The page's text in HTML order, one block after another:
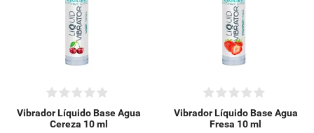
Vibrador Líquido Base Agua
Cereza 10 ml
Vibrador Líquido Base Agua
Fresa 10 ml
Añadir a la lista de deseos
((modalTitle))
((confirmMessage))
((CANCELTEXT)) ((MODALDELETETEXT))
Crear lista de deseos
Nombre de la lista de deseos
Iniciar sesión
Debe iniciar sesión para guardar productos en su lista de deseos.
INICIAR SESIÓN CANCELAR